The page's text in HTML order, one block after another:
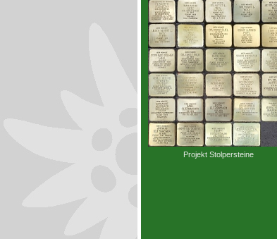
Projekt Stolpersteine